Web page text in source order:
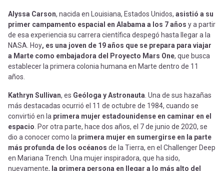
Alyssa Carson, nacida en Louisiana, Estados Unidos, asistió a su
primer campamento espacial en Alabama a los 7 años y a partir
de esa experiencia su carrera científica despegó hasta llegar a la
NASA. Hoy, es una joven de 19 años que se prepara para viajar
a Marte como embajadora del Proyecto Mars One, que busca
establecer la primera colonia humana en Marte dentro de 11
años.
Kathryn Sullivan, es Geóloga y Astronauta . Una de sus hazañas
más destacadas ocurrió el 11 de octubre de 1984, cuando se
convirtió en la primera mujer estadounidense en caminar en el
espacio . Por otra parte, hace dos años, el 7 de junio de 2020, se
dio a conocer como la primera mujer en sumergirse en la parte
más profunda de los océanos de la Tierra, en el Challenger Deep
en Mariana Trench. Una mujer inspiradora, que ha sido,
nuevamente, la primera persona en llegar a lo más alto del